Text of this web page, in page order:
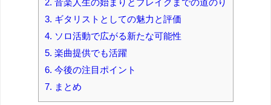
2. 音楽人生の始まりとブレイクまでの道のり
3. ギタリストとしての魅力と評価
4. ソロ活動で広がる新たな可能性
5. 楽曲提供でも活躍
6. 今後の注目ポイント
7. まとめ